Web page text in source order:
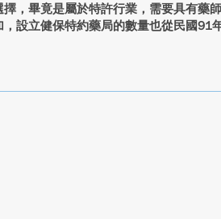
，畢竟是屬於特許行業，需要具有藥師
設立健保特約藥局的數量也從民國91